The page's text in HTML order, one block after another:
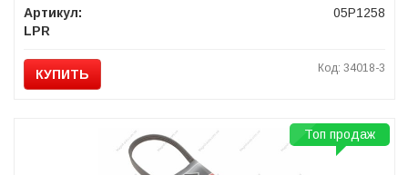
Артикул:
05P1258
LPR
КУПИТЬ Код: 34018-3
Топ продаж